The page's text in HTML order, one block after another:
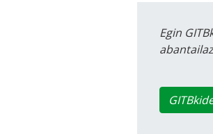
Egin